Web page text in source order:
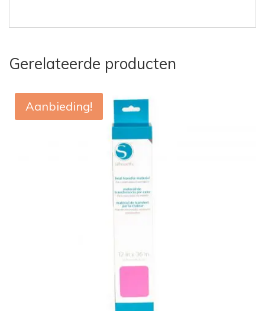
Gerelateerde producten
Aanbieding!